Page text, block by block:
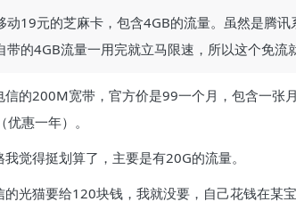
动19元的芝麻卡，包含4GB的流量。虽然是腾
带的4GB流量一用完就立马限速，所以这个免流
信的200M宽带，官方价是99一个月，包含一张
优惠一年）。
觉得挺划算了，主要是有20G的流量。
的光猫要给120块钱，我就没要，自己花钱在某